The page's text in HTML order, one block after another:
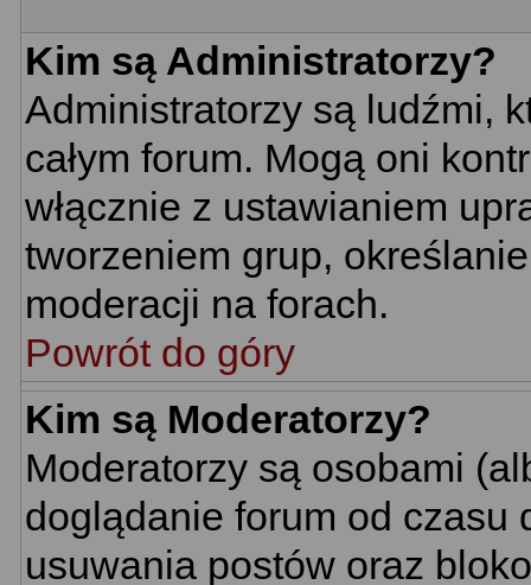
Kim są Administratorzy?
Administratorzy są ludźmi,
całym forum. Mogą oni
włącznie z ustawianiem
tworzeniem grup,
moderacji na forach.
Powrót do góry
Kim są Moderatorzy?
Moderatorzy są osobami
doglądanie forum od czasu
usuwania postów oraz